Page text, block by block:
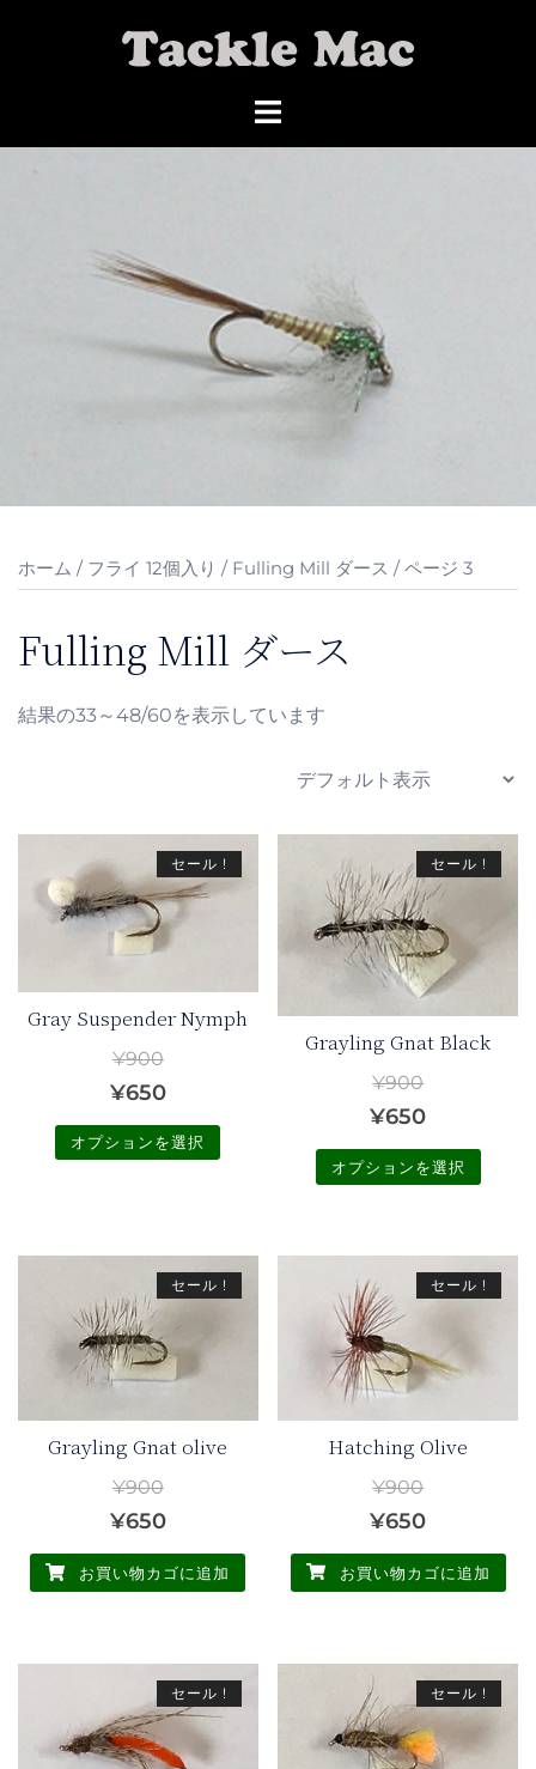
ホーム / フライ 12個入り / Fulling Mill ダース / ページ 3
Fulling Mill ダース
結果の33～48/60を表示しています
セール !
Gray Suspender Nymph
¥900
元
の
価
¥900
で
し
た。
¥650現
在
の
は
¥650
で
す。
オプションを選択
商
に
は
複
の
リ
エ
ー
シ
あ
り
セール !
Grayling Gnat Black
¥900
元
の
価
は
¥900
で
し
た。
¥650現
在
の
格
は
で
オプションを選択
は
複
の
バ
リ
エ
ー
が
あ
セール !
Grayling Gnat olive
¥900
元
の
価
は
¥900
で
¥650現
在
の
格
は
¥650
お買い物カゴに追加
セール !
Hatching Olive
¥900
元
の
価
は
¥900
で
¥650現
在
の
格
は
¥650
お買い物カゴに追加
セール ! セール !